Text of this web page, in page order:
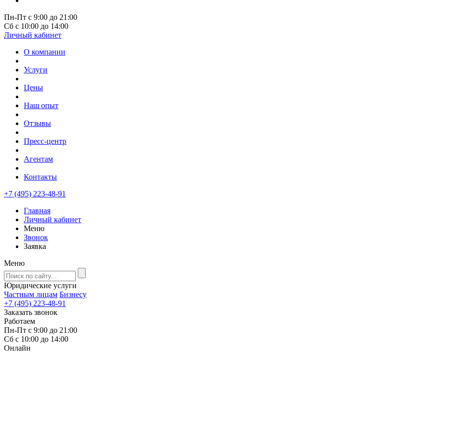
Пн-Пт с 9:00 до 21:00
Сб с 10:00 до 14:00
Личный кабинет
О компании
Услуги
Цены
Наш опыт
Отзывы
Пресс-центр
Агентам
Контакты
+7 (495) 223-48-91
Главная
Личный кабинет
Меню
Звонок
Заявка
Меню
Юридические услуги
Частным лицам Бизнесу
+7 (495) 223-48-91
Заказать звонок
Работаем
Пн-Пт с 9:00 до 21:00
Сб с 10:00 до 14:00
Онлайн